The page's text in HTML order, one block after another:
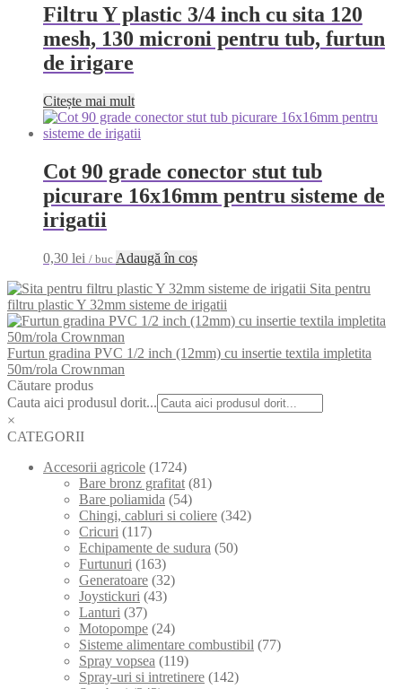
Filtru Y plastic 3/4 inch cu sita 120
mesh, 130 microni pentru tub, furtun
de irigare
Citește mai mult
Cot 90 grade conector stut tub
picurare 16x16mm pentru sisteme de
irigatii
0,30 lei / buc Adaugă în coș
Sita pentru
filtru plastic Y 32mm sisteme de irigatii
Furtun gradina PVC 1/2 inch (12mm) cu insertie textila impletita
50m/rola Crownman
Căutare produs
Cauta aici produsul dorit...
×
CATEGORII
Accesorii agricole (1724)
Bare bronz grafitat (81)
Bare poliamida (54)
Chingi, cabluri si coliere (342)
Cricuri (117)
Echipamente de sudura (50)
Furtunuri (163)
Generatoare (32)
Joystickuri (43)
Lanturi (37)
Motopompe (24)
Sisteme alimentare combustibil (77)
Spray vopsea (119)
Spray-uri si intretinere (142)